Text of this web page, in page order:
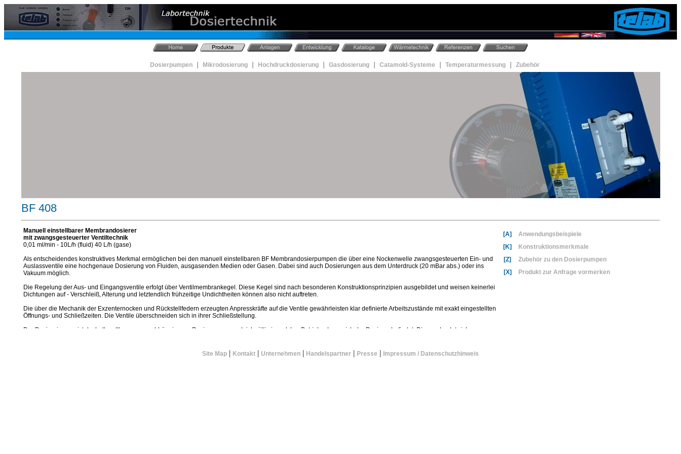
Dosierpumpen | Mikrodosierung | Hochdruckdosierung | Gasdosierung | Catamold-Systeme | Temperaturmessung | Zubehör
BF 408
Manuell einstellbarer Membrandosierer
mit zwangsgesteuerter Ventiltechnik
0‚01 ml/min - 10L/h (fluid) 40 L/h (gase)
Als entscheidendes konstruktives Merkmal ermöglichen bei den manuell einstellbaren BF Membrandosierpumpen die über eine Nockenwelle zwangsgesteuerten Ein- und
Auslassventile eine hochgenaue Dosierung von Fluiden‚ ausgasenden Medien oder Gasen. Dabei sind auch Dosierungen aus dem Unterdruck (20 mBar abs.) oder ins
Vakuum möglich.
Die Regelung der Aus- und Eingangsventile erfolgt über Ventilmembrankegel. Diese Kegel sind nach besonderen Konstruktionsprinzipien ausgebildet und weisen keinerlei
Dichtungen auf - Verschleiß‚ Alterung und letztendlich frühzeitige Undichtheiten können also nicht auftreten.
Die über die Mechanik der Exzenternocken und Rückstellfedern erzeugten Anpresskräfte auf die Ventile gewährleisten klar definierte Arbeitszustände mit exakt eingestellten
Öffnungs- und Schließzeiten. Die Ventile überschneiden sich in ihrer Schließstellung.
Der Dosiereingang ist deshalb vollkommen unabhängig vom Dosierausgang‚ gleichgültig in welcher Betriebsphase sich der Dosierer befindet. Dieser absolut sichere
[A]
Anwendungsbeispiele
[K]
Konstruktionsmerkmale
[Z]
Zubehör zu den Dosierpumpen
[X]
Produkt zur Anfrage vormerken
Site Map | Kontakt | Unternehmen | Handelspartner | Presse | Impressum / Datenschutzhinweis